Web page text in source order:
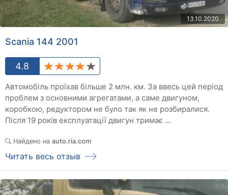
13.10.2020
Scania 144 2001
4.8
Автомобіль проїхав більше 2 млн. км. За ввесь цей період
проблем з основними агрегатами, а саме двигуном,
коробкою, редуктором не було так як не розбиралися.
Після 19 років експлуатації двигун тримає ...
Найдено на auto.ria.com
Читать весь отзыв